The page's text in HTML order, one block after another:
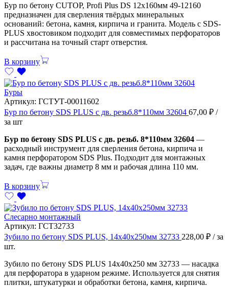
Бур по бетону CUTOP, Profi Plus DS 12х160мм 49-12160
предназначен для сверления твёрдых минеральных
оснований: бетона, камня, кирпича и гранита. Модель с SDS-
PLUS хвостовиком подходит для совместимых перфораторов
и рассчитана на точный старт отверстия.
В корзину
Буры
Артикул: ГСТУТ-00011602
Бур по бетону SDS PLUS с дв. резьб.8*110мм 32604 67,00 ₽ /
за шт
Бур по бетону SDS PLUS с дв. резьб. 8*110мм 32604 —
расходный инструмент для сверления бетона, кирпича и
камня перфоратором SDS Plus. Подходит для монтажных
задач, где важны диаметр 8 мм и рабочая длина 110 мм.
В корзину
Слесарно монтажный
Артикул: ГСТ32733
Зубило по бетону SDS PLUS, 14х40х250мм 32733 228,00 ₽ / за
шт.
Зубило по бетону SDS PLUS 14х40х250 мм 32733 — насадка
для перфоратора в ударном режиме. Используется для снятия
плитки, штукатурки и обработки бетона, камня, кирпича.